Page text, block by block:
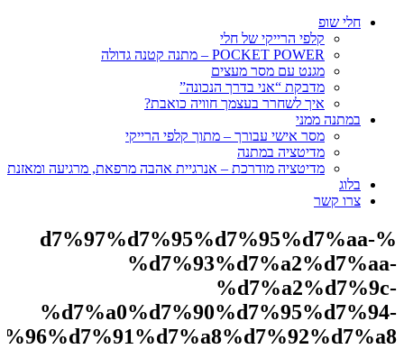
חלי שופ
קלפי הרייקי של חלי
POCKET POWER – מתנה קטנה גדולה
מגנט עם מסר מעצים
מדבקת “אני בדרך הנכונה”
איך לשחרר בעצמך חוויה כואבת?
במתנה ממני
מסר אישי עבורך – מתוך קלפי הרייקי
מדיטציה במתנה
מדיטציה מודרכת – אנרגיית אהבה מרפאת, מרגיעה ומאזנת
בלוג
צרו קשר
%d7%97%d7%95%d7%95%d7%aa-
%d7%93%d7%a2%d7%aa-
%d7%a2%d7%9c-
%d7%a0%d7%90%d7%95%d7%94-